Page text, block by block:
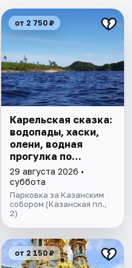
от 2 750 ₽
Карельская сказка:
водопады, хаски,
олени, водная
прогулка по
Ладожским шхерам
на катере,
знакомство с
лютеранской
кирхой.
29 августа 2026 •
суббота
Парковка за Казанским
собором (Казанская пл.,
2)
от 2 150 ₽